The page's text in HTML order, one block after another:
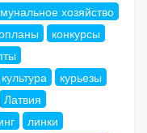
хозяйство
конкурсы
культура
курьезы
Латвия
линки